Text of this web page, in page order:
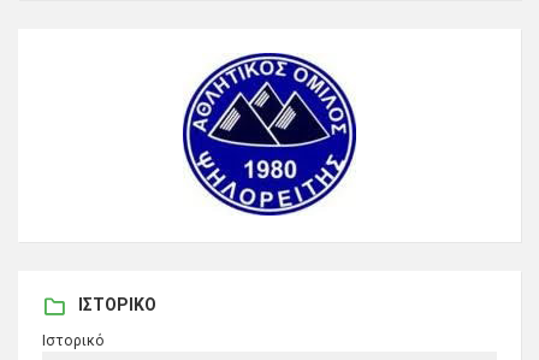
ΙΣΤΟΡΙΚΌ
Ιστορικό